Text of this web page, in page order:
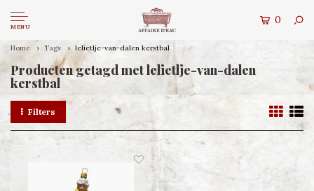
MENU
0
Home Tags lelietlje-van-dalen kerstbal
Producten getagd met lelietlje-van-dalen
kerstbal
Filters